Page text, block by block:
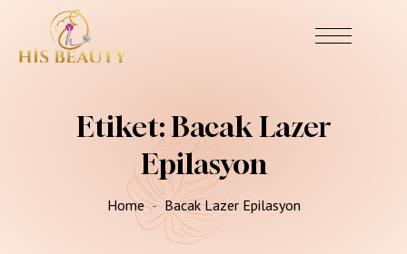
Etiket:Bacak Lazer
Epilasyon
Home Bacak Lazer Epilasyon